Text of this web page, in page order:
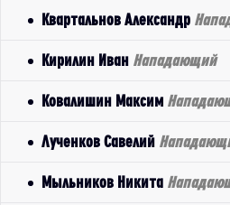
Квартальнов Александр
Кирилин Иван Нападающий
Ковалишин Максим
Лученков Савелий
Мыльников Никита